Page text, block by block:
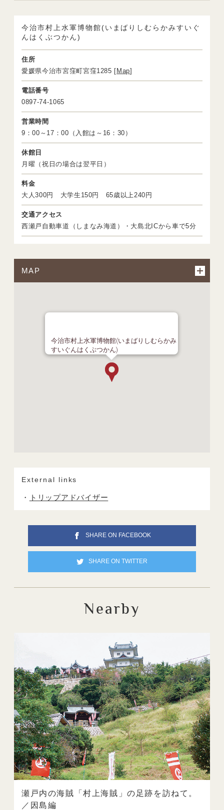
今治市村上水軍博物館(いまばりしむらかみすいぐ
んはくぶつかん)
住所
愛媛県今治市宮窪町宮窪1285 [ Map]
電話番号
0897-74-1065
営業時間
9：00～17：00（入館は～16：30）
休館日
月曜（祝日の場合は翌平日）
料金
大人300円 大学生150円 65歳以上240円
交通アクセス
西瀬戸自動車道（しまなみ海道）・大島北ICから車で5分
MAP
今治市村上水軍博物館(いまばりしむらかみ
すいぐんはくぶつかん)
External links
トリップアドバイザー
SHARE ON FACEBOOK
SHARE ON TWITTER
Nearby
瀬戸内の海賊「村上海賊」の足跡を訪ねて。
／因島編